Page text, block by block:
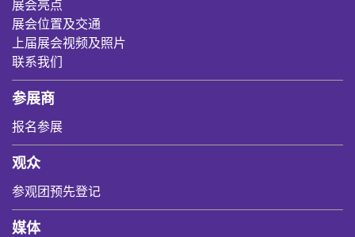
展会亮点
展会位置及交通
上届展会视频及照片
联系我们
参展商
报名参展
观众
参观团预先登记
媒体